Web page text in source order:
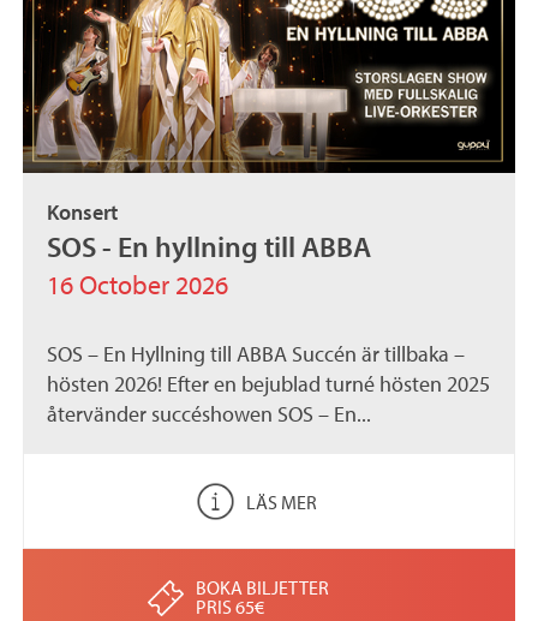
Konsert
SOS - En hyllning till ABBA
16 October 2026
SOS – En Hyllning till ABBA Succén är tillbaka –
hösten 2026! Efter en bejublad turné hösten 2025
återvänder succéshowen SOS – En...
LÄS MER
BOKA BILJETTER
PRIS 65€